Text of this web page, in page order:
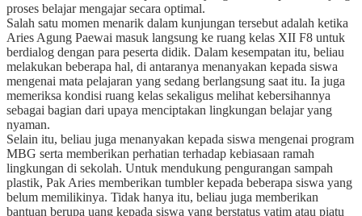
proses belajar mengajar secara optimal.
Salah satu momen menarik dalam kunjungan tersebut adalah ketika
Aries Agung Paewai masuk langsung ke ruang kelas XII F8 untuk
berdialog dengan para peserta didik. Dalam kesempatan itu, beliau
melakukan beberapa hal, di antaranya menanyakan kepada siswa
mengenai mata pelajaran yang sedang berlangsung saat itu. Ia juga
memeriksa kondisi ruang kelas sekaligus melihat kebersihannya
sebagai bagian dari upaya menciptakan lingkungan belajar yang
nyaman.
Selain itu, beliau juga menanyakan kepada siswa mengenai program
MBG serta memberikan perhatian terhadap kebiasaan ramah
lingkungan di sekolah. Untuk mendukung pengurangan sampah
plastik, Pak Aries memberikan tumbler kepada beberapa siswa yang
belum memilikinya. Tidak hanya itu, beliau juga memberikan
bantuan berupa uang kepada siswa yang berstatus yatim atau piatu